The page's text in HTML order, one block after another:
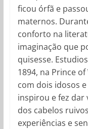
ficou órfã e
maternos.
conforto na
imaginação que
quisesse.
1894, na Prince
com dois idosos
inspirou e fez dar
dos cabelos
experiências e